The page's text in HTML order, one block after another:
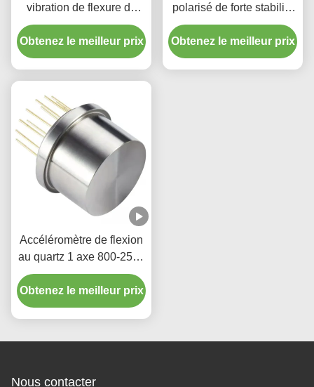
vibration de flexure de
quartz d'accéléromètre de
navigation
Obtenez le meilleur prix
polarisé de forte stabilité
de flexure de mètre de
vibration petit
Obtenez le meilleur prix
Accéléromètre de flexion
au quartz 1 axe 800-2500
Hz avec une grande
précision
Obtenez le meilleur prix
Nous contacter